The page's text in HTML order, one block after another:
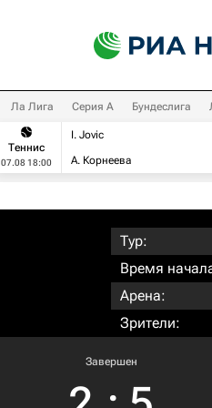
Ла Лига Серия А Бундеслига
Теннис
07.08 18:00
I. Jovic
А. Корнеева
Тур:
Время
Арена:
Зрители:
Завершен